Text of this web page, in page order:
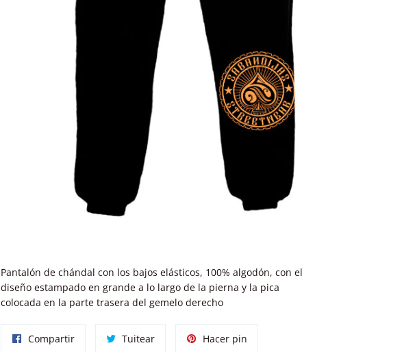
Pantalón de chándal con los bajos elásticos, 100% algodón, con el
diseño estampado en grande a lo largo de la pierna y la pica
colocada en la parte trasera del gemelo derecho
CompartirCompartir TuitearTuitear
Hacer pin